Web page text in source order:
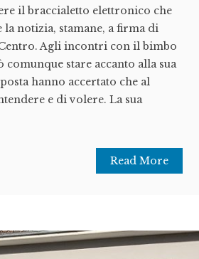
il braccialetto elettronico che
notizia, stamane, a firma di
Agli incontri con il bimbo
stare accanto alla sua
hanno accertato che al
e di volere. La sua
Read More